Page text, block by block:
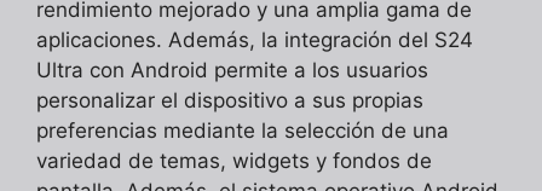
rendimiento mejorado y una amplia gama de
aplicaciones. Además, la integración del S24
Ultra con Android permite a los usuarios
personalizar el dispositivo a sus propias
preferencias mediante la selección de una
variedad de temas, widgets y fondos de